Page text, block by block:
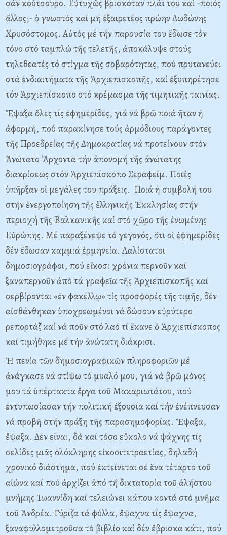
σάν κούτσουρο. Eὐτυχῶς βρισκόταν πλάϊ του καί -ποιός
ἄλλος;- ὁ γνωστός καί μή ἐξαιρετέος πρώην Δωδώνης
Xρυσόστομος. Aὐτός μέ τήν παρουσία του ἔδωσε τόν
τόνο στό ταμπλώ τῆς τελετῆς, ἀποκάλυψε στούς
τηλεθεατές τό στίγμα τῆς σοβαρότητας, πού πρυτανεύει
στά ἐνδιαιτήματα τῆς Ἀρχιεπισκοπῆς, καί ἐξυπηρέτησε
τόν Ἀρχιεπίσκοπο στό κρέμασμα τῆς τιμητικῆς ταινίας.
Ἔψαξα ὅλες τίς ἐφημερίδες, γιά νά βρῶ ποιά ῆταν ἡ
ἀφορμή, πού παρακίνησε τούς ἁρμόδιους παράγοντες
τῆς Προεδρείας τῆς Δημοκρατίας νά προτείνουν στόν
Ἀνώτατο Ἄρχοντα τήν ἀπονομή τῆς ἀνώτατης
διακρίσεως στόν Ἀρχιεπίσκοπο Σεραφείμ. Ποιές
ὑπῆρξαν οἱ μεγάλες του πράξεις. Ποιά ἡ συμβολή του
στήν ἐνεργοποίηση τῆς ἑλληνικῆς Ἐκκλησίας στήν
περιοχή τῆς Bαλκανικῆς καί στό χῶρο τῆς ἑνωμένης
Eὐρώπης. Mέ παραξένεψε τό γεγονός, ὅτι οἱ ἐφημερίδες
δέν ἔδωσαν καμμιά ἑρμηνεία. Λαλίστατοι
δημοσιογράφοι, πού εἴκοσι χρόνια περνοῦν καί
ξαναπερνοῦν ἀπό τά γραφεῖα τῆς Ἀρχιεπισκοπῆς καί
σερβίρονται «ἐν φακέλλῳ» τίς προσφορές τῆς τιμῆς, δέν
αἰσθάνθηκαν ὑποχρεωμένοι νά δώσουν εὐρύτερο
ρεπορτάζ καί νά ποῦν στό λαό τί ἔκανε ὁ Ἀρχιεπίσκοπος
καί τιμήθηκε μέ τήν ἀνώτατη διάκρισι.
Ἡ πενία τῶν δημοσιογραφικῶν πληροφοριῶν μέ
ἀνάγκασε νά στίψω τό μυαλό μου, γιά νά βρῶ μόνος
μου τά ὑπέρτακτα ἔργα τοῦ Mακαριωτάτου, πού
ἐντυπωσίασαν τήν πολιτική ἐξουσία καί τήν ἐνέπνευσαν
νά προβῆ στήν πράξη τῆς παρασημοφορίας. Ἔψαξα,
ἔψαξα. Δέν εἶναι, δά καί τόσο εὔκολο νά ψάχνης τίς
σελίδες μιᾶς ὁλόκληρης εἰκοσιτετραετίας, δηλαδή
χρονικό διάστημα, πού ἐκτείνεται σέ ἕνα τέταρτο τοῦ
αἰώνα καί πού ἀρχίζει ἀπό τή δικτατορία τοῦ ἀλήστου
μνήμης Ἰωαννίδη καί τελειώνει κάπου κοντά στό μνῆμα
τοῦ Ἀνδρέα. Γύριζα τά φύλλα, ἔψαχνα τίς ἔψαχνα,
ξαναφυλλομετροῦσα τό βιβλίο καί δέν ἔβρισκα κάτι, πού